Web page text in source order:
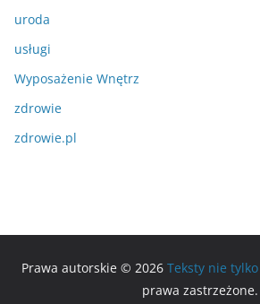
uroda
usługi
Wyposażenie Wnętrz
zdrowie
zdrowie.pl
Prawa autorskie © 2026 Teksty nie
prawa zastrzeżone.